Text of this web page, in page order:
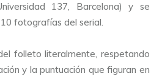
137, Barcelona) y se
fotografías del serial.
folleto literalmente, respetando
y la puntuación que figuran en